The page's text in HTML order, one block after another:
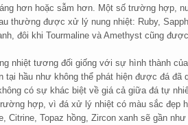
hơn hoặc sẫm hơn. Một số trường hợp,
thường được xử lý nung nhiệt: Ruby,
đôi khi Tourmaline và Amethyst cũng
nhiệt tương đối giống với sự hình thành
tại hầu như không thể phát hiện được đá
có sự khác biệt về giá cả giữa đá tự
hợp, vì đá xử lý nhiệt có màu sắc đẹp
Citrine, Topaz hồng, Zircon xanh sẽ gần